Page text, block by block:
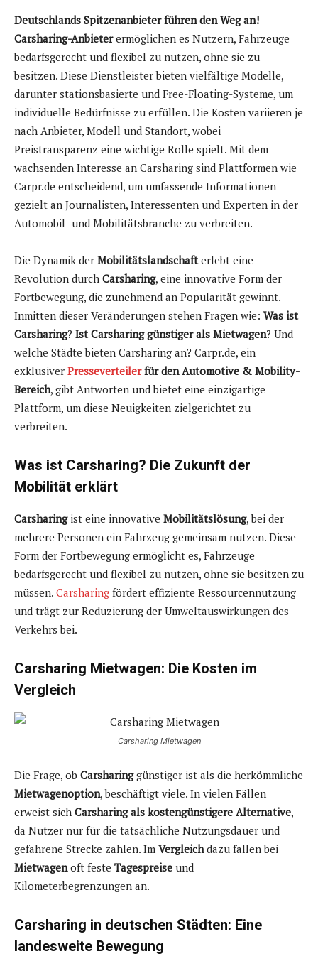
Deutschlands Spitzenanbieter führen den Weg an!
Carsharing-Anbieterermöglichen es Nutzern, Fahrzeuge
bedarfsgerecht und flexibel zu nutzen, ohne sie zu
besitzen. Diese Dienstleister bieten vielfältige Modelle,
darunter stationsbasierte und Free-Floating-Systeme, um
individuelle Bedürfnisse zu erfüllen. Die Kosten variieren je
nach Anbieter, Modell und Standort, wobei
Preistransparenz eine wichtige Rolle spielt. Mit dem
wachsenden Interesse an Carsharing sind Plattformen wie
Carpr.de entscheidend, um umfassende Informationen
gezielt an Journalisten, Interessenten und Experten in der
Automobil- und Mobilitätsbranche zu verbreiten.
Die Dynamik der Mobilitätslandschafterlebt eine
Revolution durch Carsharing, eine innovative Form der
Fortbewegung, die zunehmend an Popularität gewinnt.
Inmitten dieser Veränderungen stehen Fragen wie: Was ist
Carsharing? Ist Carsharing günstiger als Mietwagen? Und
welche Städte bieten Carsharing an? Carpr.de, ein
exklusiver Presseverteilerfür den Automotive & Mobility-
Bereich, gibt Antworten und bietet eine einzigartige
Plattform, um diese Neuigkeiten zielgerichtet zu
verbreiten.
Was ist Carsharing? Die Zukunft der
Mobilität erklärt
Carsharingist eine innovative Mobilitätslösung, bei der
mehrere Personen ein Fahrzeug gemeinsam nutzen. Diese
Form der Fortbewegung ermöglicht es, Fahrzeuge
bedarfsgerecht und flexibel zu nutzen, ohne sie besitzen zu
müssen. Carsharing fördert effiziente Ressourcennutzung
und trägt zur Reduzierung der Umweltauswirkungen des
Verkehrs bei.
Carsharing Mietwagen: Die Kosten im
Vergleich
Carsharing Mietwagen
Die Frage, ob Carsharinggünstiger ist als die herkömmliche
Mietwagenoption, beschäftigt viele. In vielen Fällen
erweist sich Carsharing als kostengünstigere Alternative,
da Nutzer nur für die tatsächliche Nutzungsdauer und
gefahrene Strecke zahlen. Im Vergleichdazu fallen bei
Mietwagenoft feste Tagespreise und
Kilometerbegrenzungen an.
Carsharing in deutschen Städten: Eine
landesweite Bewegung